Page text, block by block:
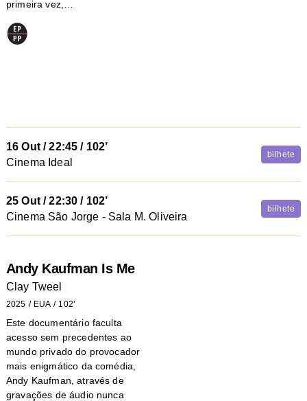
primeira vez,…
16 Out /22:45 / 102’
Cinema Ideal
bilhete
25 Out /22:30 / 102’
Cinema São Jorge - Sala M. Oliveira
bilhete
Andy Kaufman Is Me
Clay Tweel
2025 EUA 102’
Este documentário faculta
acesso sem precedentes ao
mundo privado do provocador
mais enigmático da comédia,
Andy Kaufman, através de
gravações de áudio nunca